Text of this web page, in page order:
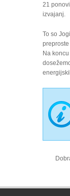
21
izvajanj.
To so
Na